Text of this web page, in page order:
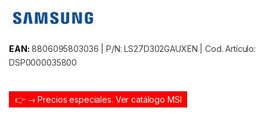
EAN: 8806095803036 | P/N: LS27D302GAUXEN | Cod. Artículo:
DSP0000035800
👉 → Precios especiales. Ver catálogo MSI